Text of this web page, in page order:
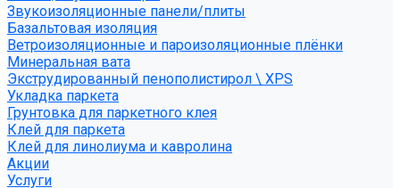
Звукоизоляционные панели/плиты
Базальтовая изоляция
Ветроизоляционные и пароизоляционные плёнки
Минеральная вата
Экструдированный пенополистирол \ XPS
Укладка паркета
Грунтовка для паркетного клея
Клей для паркета
Клей для линолиума и кавролина
Акции
Услуги